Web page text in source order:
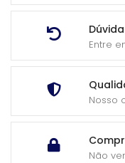
Entre
Nosso
Não